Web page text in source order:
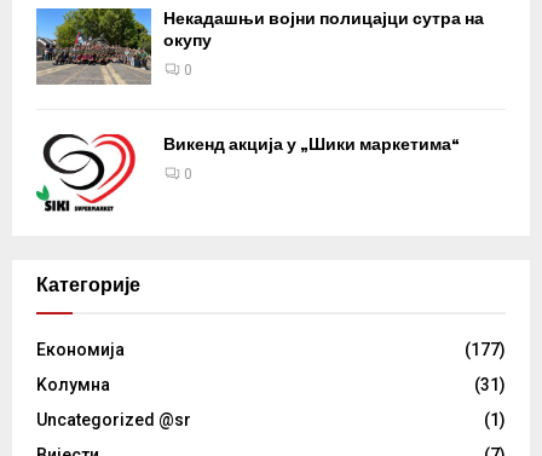
Некадашњи војни полицајци сутра на
окупу
0
Викенд акција у „Шики маркетима“
0
Категорије
Eкономија
(177)
Kолумнa
(31)
Uncategorized @sr
(1)